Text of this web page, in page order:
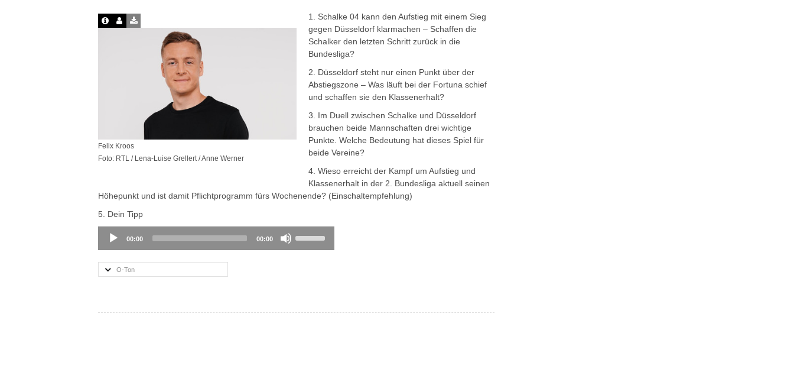
Felix Kroos
Foto: RTL / Lena-Luise Grellert / Anne Werner
1. Schalke 04 kann den Aufstieg mit einem Sieg
gegen Düsseldorf klarmachen – Schaffen die
Schalker den letzten Schritt zurück in die
Bundesliga?
2. Düsseldorf steht nur einen Punkt über der
Abstiegszone – Was läuft bei der Fortuna schief
und schaffen sie den Klassenerhalt?
3. Im Duell zwischen Schalke und Düsseldorf
brauchen beide Mannschaften drei wichtige
Punkte. Welche Bedeutung hat dieses Spiel für
beide Vereine?
4. Wieso erreicht der Kampf um Aufstieg und
Klassenerhalt in der 2. Bundesliga aktuell seinen
Höhepunkt und ist damit Pflichtprogramm fürs Wochenende? (Einschaltempfehlung)
5. Dein Tipp
Audio
Player
00:00 00:00
O-Ton